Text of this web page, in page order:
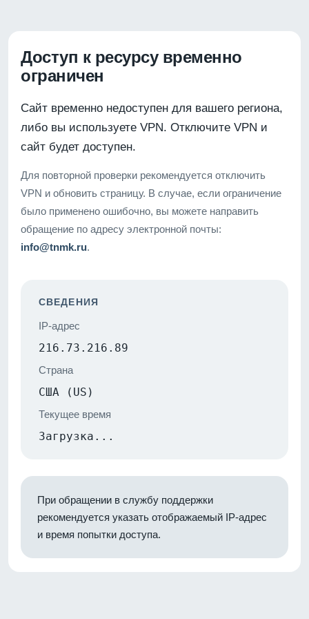
Доступ к ресурсу временно
ограничен
Сайт временно недоступен для вашего региона,
либо вы используете VPN. Отключите VPN и
сайт будет доступен.
Для повторной проверки рекомендуется отключить
VPN и обновить страницу. В случае, если ограничение
было применено ошибочно, вы можете направить
обращение по адресу электронной почты:
info@tnmk.ru.
СВЕДЕНИЯ
IP-адрес
216.73.216.89
Страна
США (US)
Текущее время
Загрузка...
При обращении в службу поддержки
рекомендуется указать отображаемый IP-адрес
и время попытки доступа.